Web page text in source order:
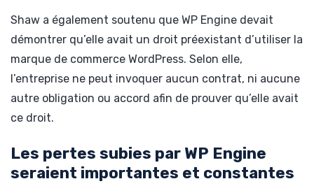
Shaw a également soutenu que WP Engine devait
démontrer qu’elle avait un droit préexistant d’utiliser la
marque de commerce WordPress. Selon elle,
l’entreprise ne peut invoquer aucun contrat, ni aucune
autre obligation ou accord afin de prouver qu’elle avait
ce droit.
Les pertes subies par WP Engine
seraient importantes et constantes